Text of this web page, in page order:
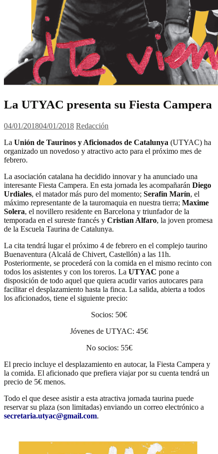
La UTYAC presenta su Fiesta Campera
04/01/201804/01/2018 Redacción
La Unión de Taurinos y Aficionados de Catalunya (UTYAC) ha
organizado un novedoso y atractivo acto para el próximo mes de
febrero.
La asociación catalana ha decidido innovar y ha anunciado una
interesante Fiesta Campera. En esta jornada les acompañarán Diego
Urdiales, el matador más puro del momento; Serafín Marín, el
máximo representante de la tauromaquia en nuestra tierra; Maxime
Solera, el novillero residente en Barcelona y triunfador de la
temporada en el sureste francés y Cristian Alfaro, la joven promesa
de la Escuela Taurina de Catalunya.
La cita tendrá lugar el próximo 4 de febrero en el complejo taurino
Buenaventura (Alcalá de Chivert, Castellón) a las 11h.
Posteriormente, se procederá con la comida en el mismo recinto con
todos los asistentes y con los toreros. La UTYAC pone a
disposición de todo aquel que quiera acudir varios autocares para
facilitar el desplazamiento hasta la finca. La salida, abierta a todos
los aficionados, tiene el siguiente precio:
Socios: 50€
Jóvenes de UTYAC: 45€
No socios: 55€
El precio incluye el desplazamiento en autocar, la Fiesta Campera y
la comida. El aficionado que prefiera viajar por su cuenta tendrá un
precio de 5€ menos.
Todo el que desee asistir a esta atractiva jornada taurina puede
reservar su plaza (son limitadas) enviando un correo electrónico a
secretaria.utyac@gmail.com.